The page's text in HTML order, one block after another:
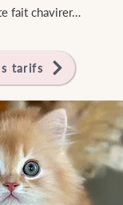
fait chavirer…
tarifs